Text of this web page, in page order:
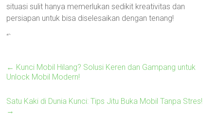
situasi sulit hanya memerlukan sedikit kreativitas dan
persiapan untuk bisa diselesaikan dengan tenang!
“`
← Kunci Mobil Hilang? Solusi Keren dan Gampang untuk
Unlock Mobil Modern!
Satu Kaki di Dunia Kunci: Tips Jitu Buka Mobil Tanpa Stres!
→